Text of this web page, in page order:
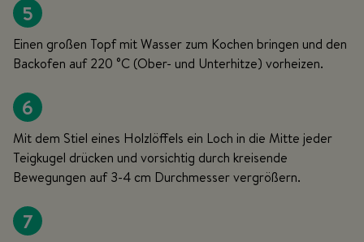
5
Einen großen Topf mit Wasser zum Kochen bringen und den
Backofen auf 220 °C (Ober- und Unterhitze) vorheizen.
6
Mit dem Stiel eines Holzlöffels ein Loch in die Mitte jeder
Teigkugel drücken und vorsichtig durch kreisende
Bewegungen auf 3-4 cm Durchmesser vergrößern.
7